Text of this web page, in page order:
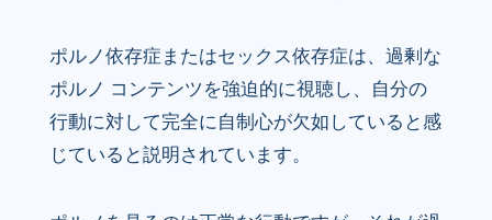
ポルノ依存症またはセックス依存症は、過剰な
ポルノ コンテンツを強迫的に視聴し、自分の
行動に対して完全に自制心が欠如していると感
じていると説明されています。